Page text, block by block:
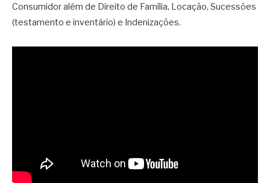
Consumidor além de Direito de Família, Locação, Sucessões
(testamento e inventário) e Indenizações.